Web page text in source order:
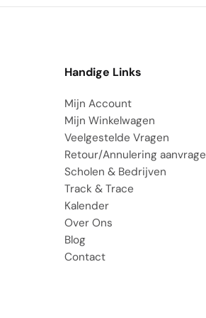
Handige Links
Mijn Account
Mijn Winkelwagen
Veelgestelde Vragen
Retour/Annulering
Scholen & Bedrijven
Track & Trace
Kalender
Over Ons
Blog
Contact